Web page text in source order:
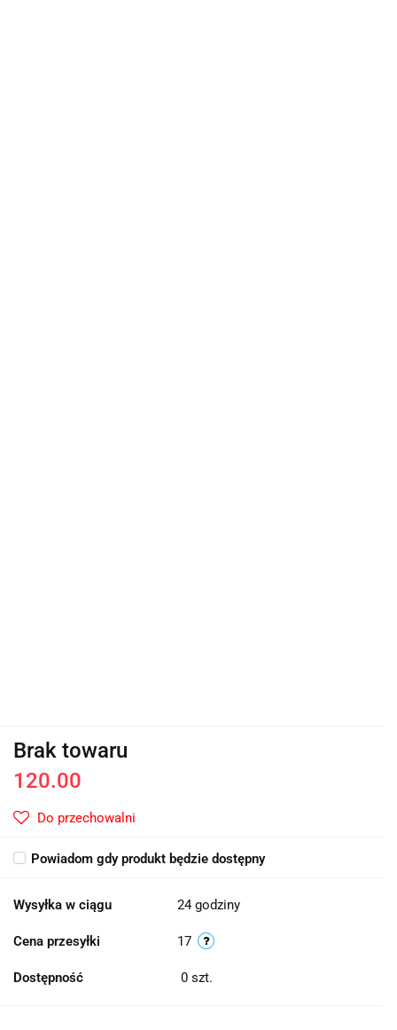
Brak towaru
120.00
Do przechowalni
Powiadom gdy produkt będzie dostępny
Wysyłka w ciągu 24 godziny
Cena przesyłki 17
Dostępność 0 szt.